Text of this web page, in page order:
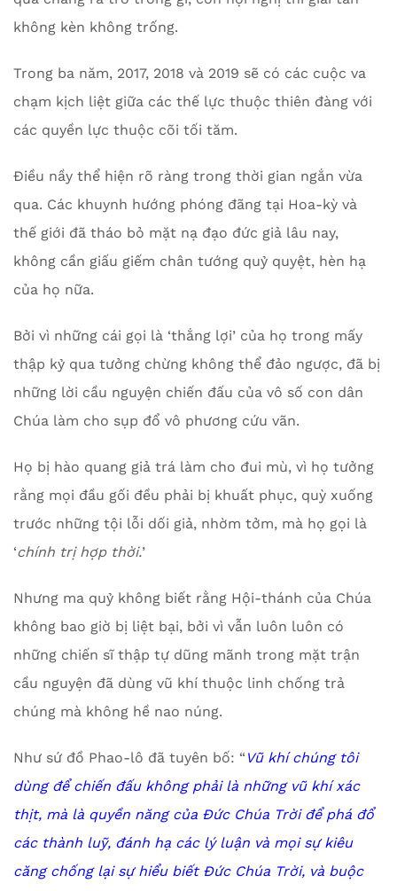
không kèn không trống.
Trong ba năm, 2017, 2018 và 2019 sẽ có các cuộc va
chạm kịch liệt giữa các thế lực thuộc thiên đàng với
các quyền lực thuộc cõi tối tăm.
Điều nầy thể hiện rõ ràng trong thời gian ngắn vừa
qua. Các khuynh hướng phóng đãng tại Hoa-kỳ và
thế giới đã tháo bỏ mặt nạ đạo đức giả lâu nay,
không cần giấu giếm chân tướng quỷ quyệt, hèn hạ
của họ nữa.
Bởi vì những cái gọi là ‘thắng lợi’ của họ trong mấy
thập kỷ qua tưởng chừng không thể đảo ngược, đã bị
những lời cầu nguyện chiến đấu của vô số con dân
Chúa làm cho sụp đổ vô phương cứu vãn.
Họ bị hào quang giả trá làm cho đui mù, vì họ tưởng
rằng mọi đầu gối đều phải bị khuất phục, quỳ xuống
trước những tội lỗi dối giả, nhờm tởm, mà họ gọi là
‘chính trị hợp thời.’
Nhưng ma quỷ không biết rằng Hội-thánh của Chúa
không bao giờ bị liệt bại, bởi vì vẫn luôn luôn có
những chiến sĩ thập tự dũng mãnh trong mặt trận
cầu nguyện đã dùng vũ khí thuộc linh chống trả
chúng mà không hề nao núng.
Như sứ đồ Phao-lô đã tuyên bố: “ Vũ khí chúng tôi
dùng để chiến đấu không phải là những vũ khí xác
thịt, mà là quyền năng của Đức Chúa Trời để phá đổ
các thành luỹ, đánh hạ các lý luận và mọi sự kiêu
căng chống lại sự hiểu biết Đức Chúa Trời, và buộc